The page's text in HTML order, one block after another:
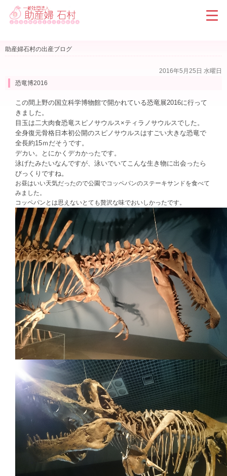
助産婦石村の出産ブログ
2016年5月25日 水曜日
恐竜博2016
この間上野の国立科学博物館で開かれている恐竜展2016に行って
きました。
目玉は二大肉食恐竜スピノサウルス×ティラノサウルスでした。
全身復元骨格日本初公開のスピノサウルスはすごい大きな恐竜で
全長約15ｍだそうです。
デカい。とにかくデカかったです。
泳げたみたいなんですが、泳いでいてこんな生き物に出会ったら
びっくりですね。
お昼はいい天気だったので公園でコッペパンのステーキサンドを食べて
みました。
コッペパンとは思えないとても贅沢な味でおいしかったです。